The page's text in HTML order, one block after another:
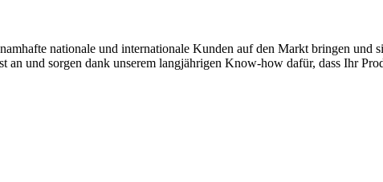
nationale und internationale Kunden auf den Markt bringen und
und sorgen dank unserem langjährigen Know-how dafür, dass Ihr